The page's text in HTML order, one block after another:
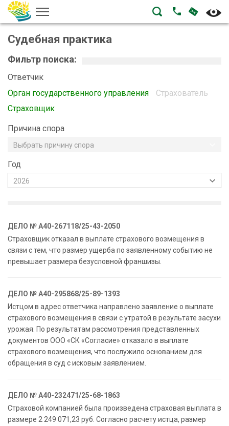
ПОЗВОНИТЬ
Судебная практика
Фильтр поиска:
Ответчик
Орган государственного управления
Страхователь
Страховщик
Причина спора
Выбрать причину спора
Год
2026
ДЕЛО № А40-267118/25-43-2050
Страховщик отказал в выплате страхового возмещения в
связи с тем, что размер ущерба по заявленному событию не
превышает размера безусловной франшизы.
ДЕЛО № А40-295868/25-89-1393
Истцом в адрес ответчика направлено заявление о выплате
страхового возмещения в связи с утратой в результате засухи
урожая. По результатам рассмотрения представленных
документов ООО «СК «Согласие» отказало в выплате
страхового возмещения, что послужило основанием для
обращения в суд с исковым заявлением.
ДЕЛО № А40-232471/25-68-1863
Страховой компанией была произведена страховая выплата в
размере 2 249 071,23 руб. Согласно расчету истца, размер